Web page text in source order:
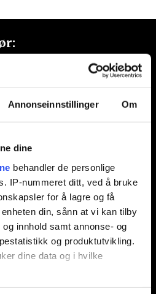
Annonseinnstillinger Om
dine
behandler de personlige
IP-nummeret ditt, ved å bruke
for å lagre og få
din, sånn at vi kan tilby
innhold samt annonse- og
og produktutvikling.
dine data og i hvilke